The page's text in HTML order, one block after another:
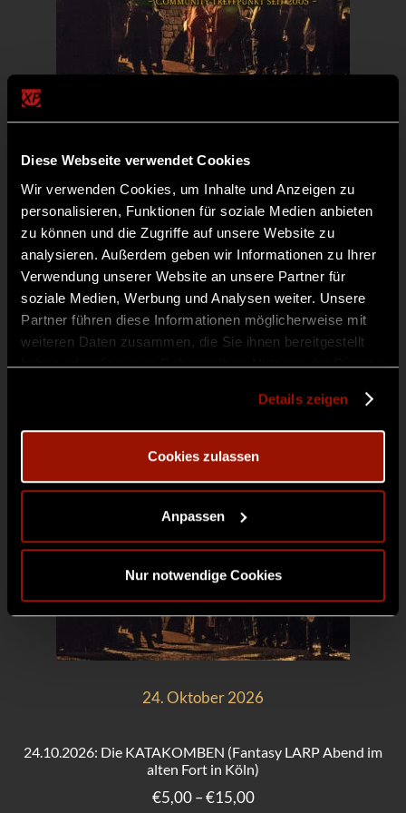
Diese Webseite verwendet Cookies
Wir verwenden Cookies, um Inhalte und Anzeigen zu
personalisieren, Funktionen für soziale Medien anbieten
zu können und die Zugriffe auf unsere Website zu
analysieren. Außerdem geben wir Informationen zu Ihrer
Verwendung unserer Website an unsere Partner für
soziale Medien, Werbung und Analysen weiter. Unsere
Partner führen diese Informationen möglicherweise mit
weiteren Daten zusammen, die Sie ihnen bereitgestellt
haben oder die sie im Rahmen Ihrer Nutzung der Dienste
Details zeigen
Cookies zulassen
Anpassen
Nur notwendige Cookies
werden
26. September 2026
26.09.2026: Die KATAKOMBEN (Fantasy LARP Abend im
alten Fort in Köln)
€5,00 –€ 15,00Preisspanne:
€5,00
bis
€15,00
Ticket buchen
Dieses
Produkt
weist
mehrere
Varianten
Optionen
auf
werden
24. Oktober 2026
24.10.2026: Die KATAKOMBEN (Fantasy LARP Abend im
alten Fort in Köln)
€5,00 –€15,00Preisspanne: